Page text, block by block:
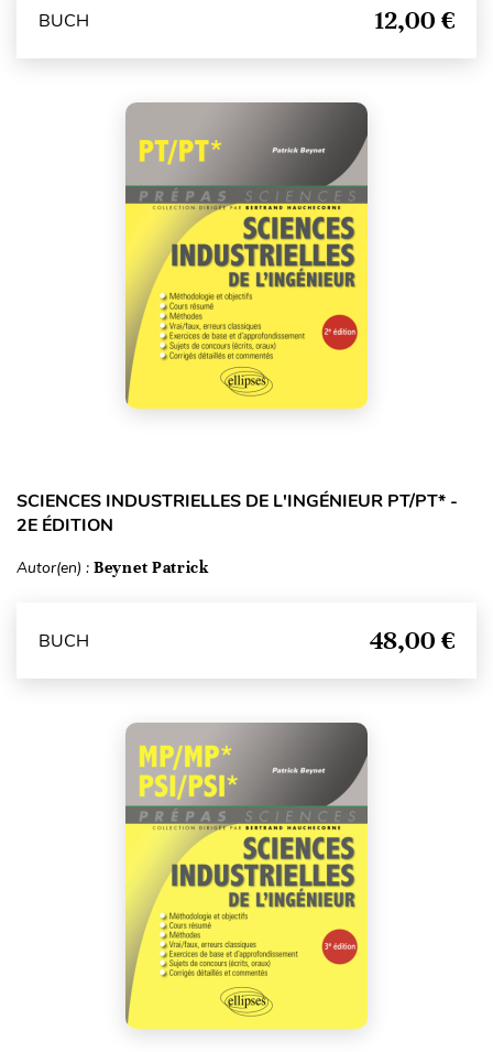
BUCH 12,00 €
SCIENCES INDUSTRIELLES DE L'INGÉNIEUR PT/PT* -
2E ÉDITION
Autor(en) : Beynet Patrick
BUCH 48,00 €